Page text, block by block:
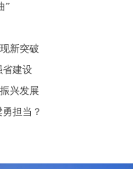
”
新突破
省建设
兴发展
担当？